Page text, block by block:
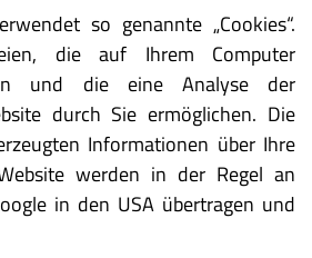
so genannte „Cookies“.
die auf Ihrem Computer
und die eine Analyse der
durch Sie ermöglichen. Die
Informationen über Ihre
werden in der Regel an
in den USA übertragen und